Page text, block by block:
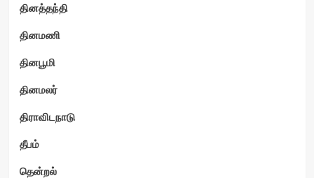
தினத்தந்தி
தினமணி
தினபூமி
தினமலர்
திராவிடநாடு
தீபம்
தென்றல்